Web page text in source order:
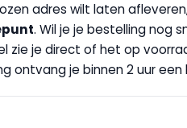
adres wilt laten
. Wil je je bestelling nog
zie je direct of het op
ontvang je binnen 2 uur